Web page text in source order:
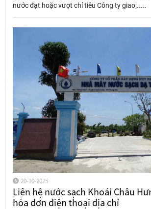
nước đạt hoặc vượt chỉ tiêu Công ty giao;.....
20-10-2025
Liên hệ nước sạch Khoái Châu
hóa đơn điện thoại địa chỉ